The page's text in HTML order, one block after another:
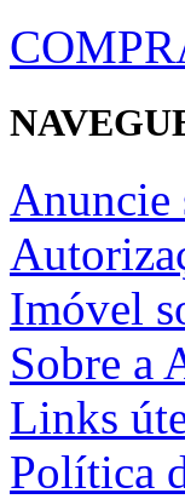
Anuncie
Imóvel
Sobre a
Links
Política